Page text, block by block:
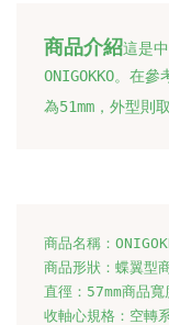
商品介紹這是
ONIGOKKO。 在參
為51mm，外型
商品名稱：
商品形狀：蝶翼型
直徑：57mm商品
收軸心規格：空轉